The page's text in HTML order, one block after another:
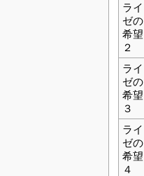
ライ
ゼの
希望
２
ライ
ゼの
希望
３
ライ
ゼの
希望
４